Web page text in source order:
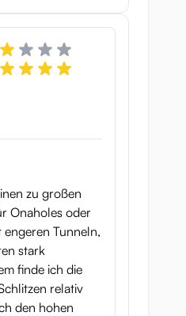
zu großen
Onaholes oder
engeren Tunneln,
stark
finde ich die
relativ
den hohen